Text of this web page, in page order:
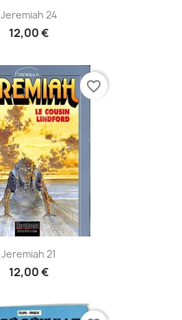
Jeremiah 24
12,00 €
Jeremiah 21
12,00 €
favorite_border